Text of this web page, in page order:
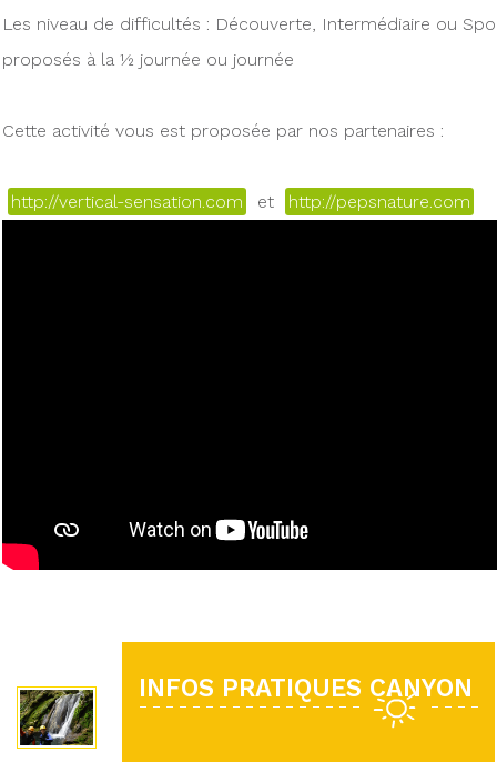
Les niveau de difficultés : Découverte, Intermédiaire ou
proposés à la ½ journée ou journée
Cette activité vous est proposée par nos partenaires :
http://vertical-sensation.com et http://pepsnature.com
INFOS PRATIQUES CANYON